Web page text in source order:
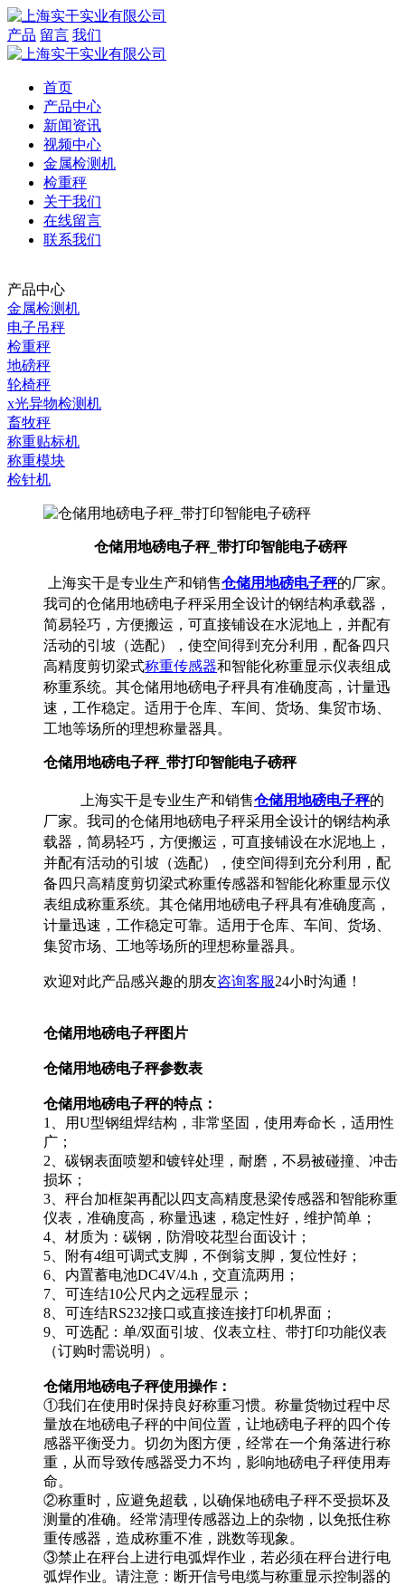
产品 留言 我们
首页
产品中心
新闻资讯
视频中心
金属检测机
检重秤
关于我们
在线留言
联系我们
产品中心
金属检测机
电子吊秤
检重秤
地磅秤
轮椅秤
x光异物检测机
畜牧秤
称重贴标机
称重模块
检针机
仓储用地磅电子秤_带打印智能电子磅秤
上海实干是专业生产和销售仓储用地磅电子秤的厂家。
我司的仓储用地磅电子秤采用全设计的钢结构承载器，
简易轻巧，方便搬运，可直接铺设在水泥地上，并配有
活动的引坡（选配），使空间得到充分利用，配备四只
高精度剪切梁式称重传感器和智能化称重显示仪表组成
称重系统。其仓储用地磅电子秤具有准确度高，计量迅
速，工作稳定。适用于仓库、车间、货场、集贸市场、
工地等场所的理想称量器具。
仓储用地磅电子秤_带打印智能电子磅秤
上海实干是专业生产和销售仓储用地磅电子秤的
厂家。我司的仓储用地磅电子秤采用全设计的钢结构承
载器，简易轻巧，方便搬运，可直接铺设在水泥地上，
并配有活动的引坡（选配），使空间得到充分利用，配
备四只高精度剪切梁式称重传感器和智能化称重显示仪
表组成称重系统。其仓储用地磅电子秤具有准确度高，
计量迅速，工作稳定可靠。适用于仓库、车间、货场、
集贸市场、工地等场所的理想称量器具。
欢迎对此产品感兴趣的朋友咨询客服24小时沟通！
仓储用地磅电子秤图片
仓储用地磅电子秤参数表
仓储用地磅电子秤的特点：
1、用U型钢组焊结构，非常坚固，使用寿命长，适用性
广；
2、碳钢表面喷塑和镀锌处理，耐磨，不易被碰撞、冲击
损坏；
3、秤台加框架再配以四支高精度悬梁传感器和智能称重
仪表，准确度高，称量迅速，稳定性好，维护简单；
4、材质为：碳钢，防滑咬花型台面设计；
5、附有4组可调式支脚，不倒翁支脚，复位性好；
6、内置蓄电池DC4V/4.h，交直流两用；
7、可连结10公尺内之远程显示；
8、可连结RS232接口或直接连接打印机界面；
9、可选配：单/双面引坡、仪表立柱、带打印功能仪表
（订购时需说明）。
仓储用地磅电子秤使用操作：
①我们在使用时保持良好称重习惯。称量货物过程中尽
量放在地磅电子秤的中间位置，让地磅电子秤的四个传
感器平衡受力。切勿为图方便，经常在一个角落进行称
重，从而导致传感器受力不均，影响地磅电子秤使用寿
命。
②称重时，应避免超载，以确保地磅电子秤不受损坏及
测量的准确。经常清理传感器边上的杂物，以免抵住称
重传感器，造成称重不准，跳数等现象。
③禁止在秤台上进行电弧焊作业，若必须在秤台进行电
弧焊作业。请注意：断开信号电缆与称重显示控制器的